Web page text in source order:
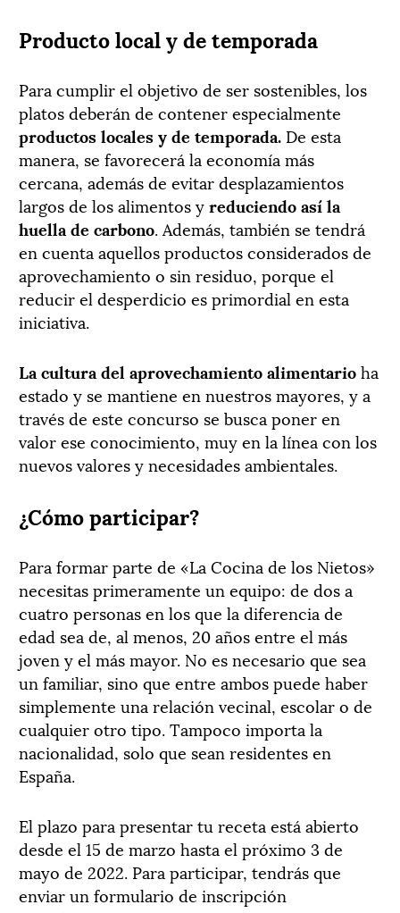
Producto local y de temporada
Para cumplir el objetivo de ser sostenibles, los
platos deberán de contener especialmente
productos locales y de temporada. De esta
manera, se favorecerá la economía más
cercana, además de evitar desplazamientos
largos de los alimentos yreduciendo así la
huella de carbono. Además, también se tendrá
en cuenta aquellos productos considerados de
aprovechamiento o sin residuo, porque el
reducir el desperdicio es primordial en esta
iniciativa.
La cultura del aprovechamiento alimentarioha
estado y se mantiene en nuestros mayores, y a
través de este concurso se busca poner en
valor ese conocimiento, muy en la línea con los
nuevos valores y necesidades ambientales.
¿Cómo participar?
Para formar parte de «La Cocina de los Nietos»
necesitas primeramente un equipo: de dos a
cuatro personas en los que la diferencia de
edad sea de, al menos, 20 años entre el más
joven y el más mayor. No es necesario que sea
un familiar, sino que entre ambos puede haber
simplemente una relación vecinal, escolar o de
cualquier otro tipo. Tampoco importa la
nacionalidad, solo que sean residentes en
España.
El plazo para presentar tu receta está abierto
desde el 15 de marzo hasta el próximo 3 de
mayo de 2022. Para participar, tendrás que
enviar un formulario de inscripción